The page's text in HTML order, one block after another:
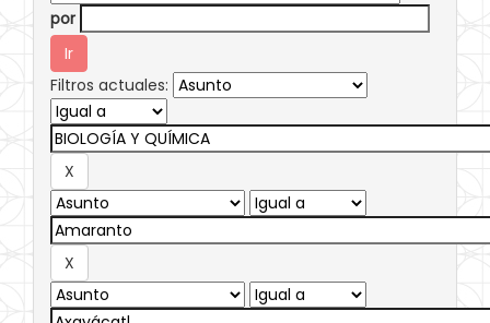
por
Filtros actuales: